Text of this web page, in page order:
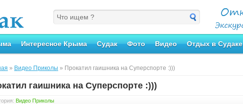
Интересное Крыма Судак Фото Видео Отдых в Судаке
» Видео Приколы » Прокатил гаишника на Суперспорте :)))
гаишника на Суперспорте :)))
Видео Приколы